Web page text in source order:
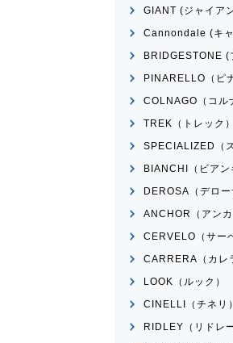
ミニベロ
DAHON
ル
買取価格
GIANT (ジャイア
Cannondale (キ
BRIDGESTONE (
PINARELLO（ピ
COLNAGO（コル
TREK（トレック）
SPECIALIZED（
BIANCHI（ビアン
DEROSA（デロー
ANCHOR（アンカ
CERVELO（サー
CARRERA（カレ
LOOK（ルック）
CINELLI（チネリ）
RIDLEY（リドレー